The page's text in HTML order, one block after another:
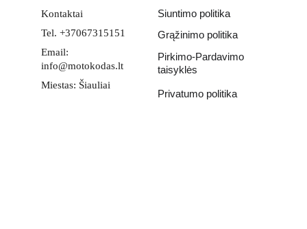
Kontaktai
Tel. +37067315151
Email:
info@motokodas.lt
Miestas: Šiauliai
Siuntimo politika
Grąžinimo politika
Pirkimo-Pardavimo
taisyklės
Privatumo politika